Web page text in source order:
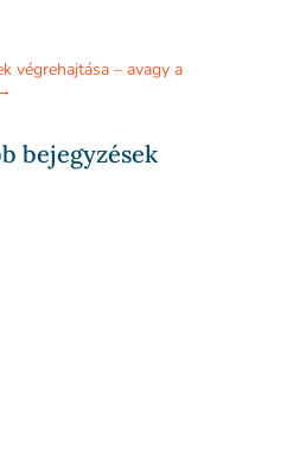
végrehajtása – avagy a
bejegyzések